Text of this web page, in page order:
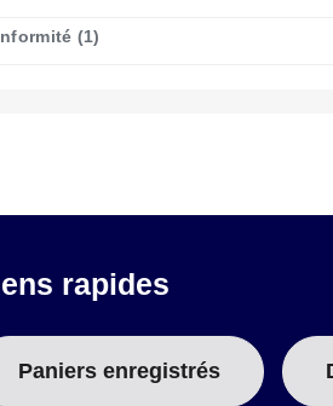
(1)
rapides
Paniers enregistrés